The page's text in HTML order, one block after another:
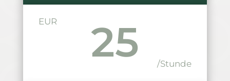
EUR 25 /Stunde